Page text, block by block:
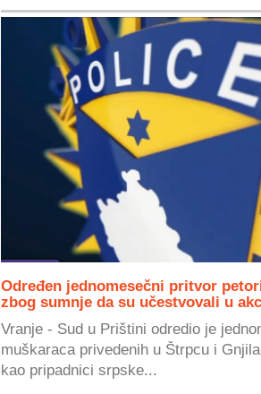
Određen jednomesečni pritvor
zbog sumnje da su učestvovali u
Vranje - Sud u Prištini odredio je
muškaraca privedenih u Štrpcu i
kao pripadnici srpske...